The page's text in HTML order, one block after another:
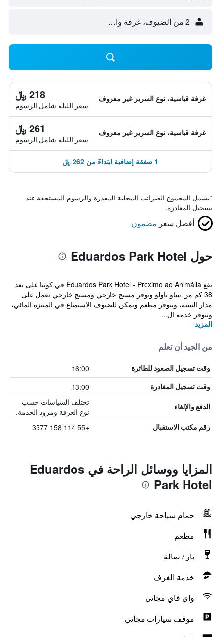
2 من الضيوف، غرفة واحدة
غرفة قياسية، نوع السرير غير معروف 218 ﷼
سعر الليلة شامل الرسوم
غرفة قياسية، نوع السرير غير معروف 261 ﷼
سعر الليلة شامل الرسوم
1 صفقة إضافية ابتداءً من 262 ﷼
*يشمل المجموع الضرائب المحلية المقدرة والرسوم المستحقة عند
تسجيل المغادرة.
أفضل سعر مضمون
حول Eduardos Park Hotel
يقع Eduardos Park Hotel - Proximo ao Animália في كوتيا على بعد
38 كم من ساو باولو ويوفر مسبح خارجي ومسبح خارجي يعمل على
مدار السنة، ويتوفر مطعم ويمكن للضيوف الاستمتاع في المنتزه المائي،
وتتوفر خدمة ال...
المزيد
من الجيد أن تعلم
وقت تسجيل الصعود للطائرة 16:00
وقت تسجيل المغادرة 13:00
الدفع والإلغاء
تختلف السياسات حسب
نوع الغرفة ومزود الخدمة.
رقم مكتب الاستقبال +55 114 158 3577
المزايا ووسائل الراحة في Eduardos
Park Hotel
حمام سباحة خارجي
مطعم
بار / صالة
خدمة الغرف
واي فاي مجاني
موقف سيارات مجاني